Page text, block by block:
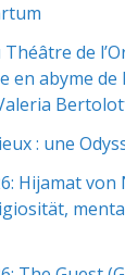
de
en abyme
: une
Hijamat von